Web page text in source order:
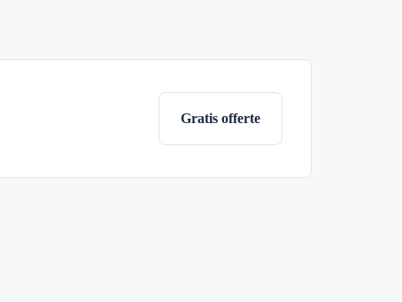
Gratis offerte